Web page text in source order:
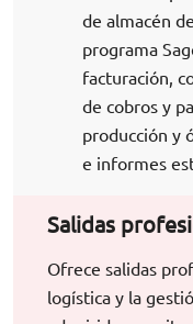
de almacén
programa
facturación,
de cobros y
producción y
e informes
Salidas
Ofrece salidas
logística y la